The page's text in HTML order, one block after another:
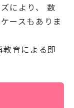
により、 数
ースもありま
育による即